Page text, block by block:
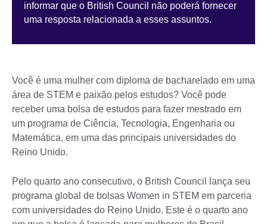
informar que o British Council não poderá fornecer
uma resposta relacionada a esses assuntos.
Você é uma mulher com diploma de bacharelado em uma
área de STEM e paixão pelos estudos? Você pode
receber uma bolsa de estudos para fazer mestrado em
um programa de Ciência, Tecnologia, Engenharia ou
Matemática, em uma das principais universidades do
Reino Unido.
Pelo quarto ano consecutivo, o British Council lança seu
programa global de bolsas Women in STEM em parceria
com universidades do Reino Unido. Este é o quarto ano